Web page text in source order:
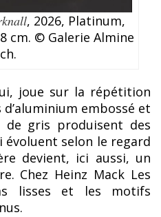
, 2026, Platinum,
cm. © Galerie Almine
joue sur la répétition
embossé et
de gris produisent des
selon le regard
devient, ici aussi, un
Chez Heinz Mack Les
lisses et les motifs